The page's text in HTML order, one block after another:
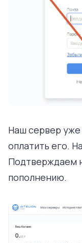
Наш сервер уже
оплатить его.
Подтверждаем
пополнению.